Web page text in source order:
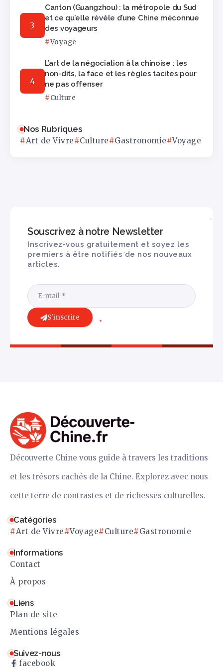
Canton (Guangzhou) : la métropole du Sud
et ce qu’elle révèle d’une Chine méconnue
des voyageurs
Voyage
L’art de la négociation à la chinoise : les
non-dits, la face et les règles tacites pour
ne pas offenser
Culture
Nos Rubriques
Art de Vivre Culture Gastronomie Voyage
Souscrivez à notre Newsletter
Inscrivez-vous gratuitement et soyez les
premiers à être notifiés de nos nouveaux
articles.
S'inscrire
Découverte Chine vous guide à travers les traditions
et les trésors cachés de la Chine. Explorez avec nous
cette terre de contrastes et de richesses culturelles.
Catégories
Art de Vivre Voyage Culture Gastronomie
Informations
Contact
À propos
Liens
Plan de site
Mentions légales
Suivez-nous
facebook